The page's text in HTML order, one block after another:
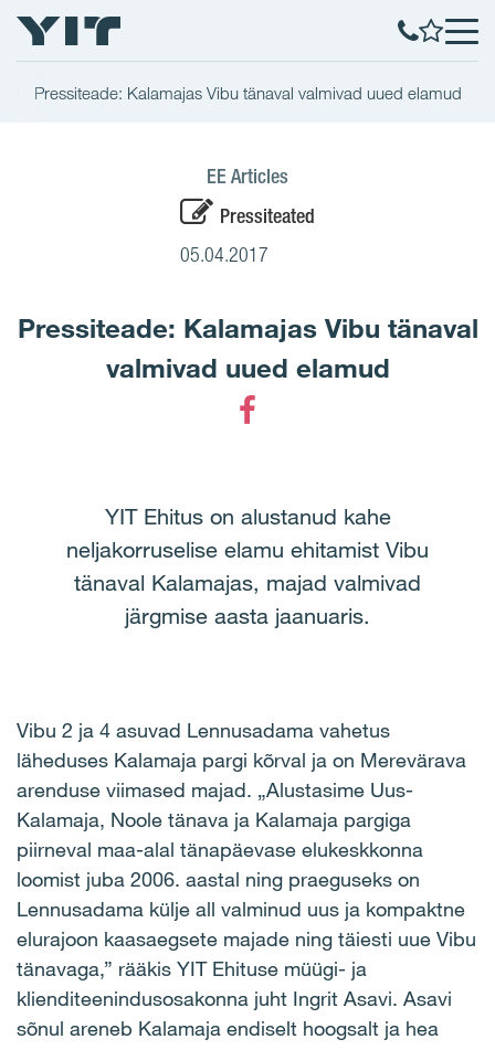
Pressiteade: Kalamajas Vibu tänaval valmivad uued elamud
EE Articles
Pressiteated
05.04.2017
Pressiteade: Kalamajas Vibu tänaval
valmivad uued elamud
YIT Ehitus on alustanud kahe
neljakorruselise elamu ehitamist Vibu
tänaval Kalamajas, majad valmivad
järgmise aasta jaanuaris.
Vibu 2 ja 4 asuvad Lennusadama vahetus
läheduses Kalamaja pargi kõrval ja on Merevärava
arenduse viimased majad. „Alustasime Uus-
Kalamaja, Noole tänava ja Kalamaja pargiga
piirneval maa-alal tänapäevase elukeskkonna
loomist juba 2006. aastal ning praeguseks on
Lennusadama külje all valminud uus ja kompaktne
elurajoon kaasaegsete majade ning täiesti uue Vibu
tänavaga,” rääkis YIT Ehituse müügi- ja
klienditeenindusosakonna juht Ingrit Asavi. Asavi
sõnul areneb Kalamaja endiselt hoogsalt ja hea